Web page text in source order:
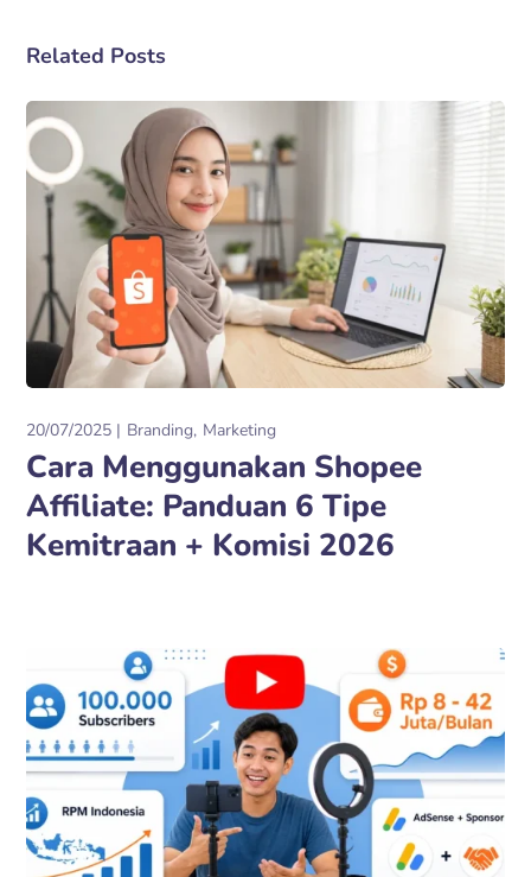
Related Posts
20/07/2025 Branding Marketing
Cara Menggunakan Shopee
Affiliate: Panduan 6 Tipe
Kemitraan + Komisi 2026